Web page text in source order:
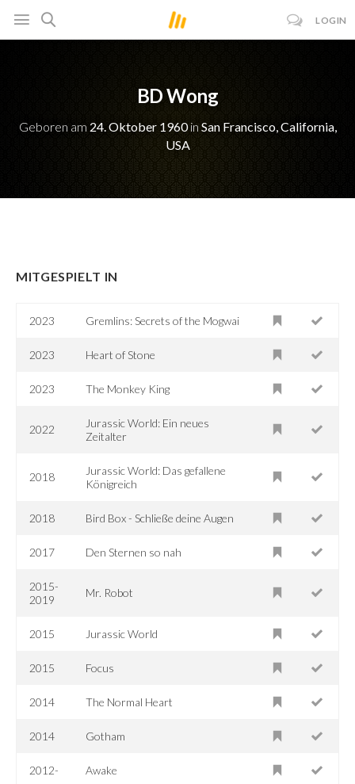
LOGIN
BD Wong
Geboren am 24. Oktober 1960in San Francisco, California,
USA
MITGESPIELT IN
2023 Gremlins: Secrets of the Mogwai
2023 Heart of Stone
2023 The Monkey King
2022
Jurassic World: Ein neues
Zeitalter
2018
Jurassic World: Das gefallene
Königreich
2018 Bird Box - Schließe deine Augen
2017 Den Sternen so nah
2015-
2019
Mr. Robot
2015 Jurassic World
2015 Focus
2014 The Normal Heart
2014 Gotham
2012- Awake